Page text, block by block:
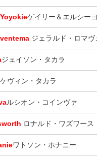
ゲイリー＆エルシー
ジェラルド・ロマヴ
ジェイソン・タカラ
ケヴィン・タカラ
ルシオン・コインヴァ
ロナルド・ワズワース
ワトソン・ホナニー